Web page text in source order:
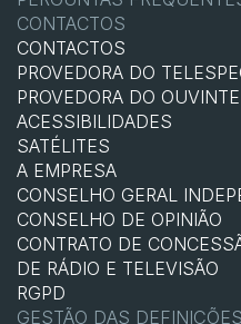
CONTACTOS
CONTACTOS
PROVEDORA DO
PROVEDORA DO OUVINTE
ACESSIBILIDADES
SATÉLITES
A EMPRESA
CONSELHO GERAL
CONSELHO DE OPINIÃO
CONTRATO DE
DE RÁDIO E TELEVISÃO
RGPD
GESTÃO DAS